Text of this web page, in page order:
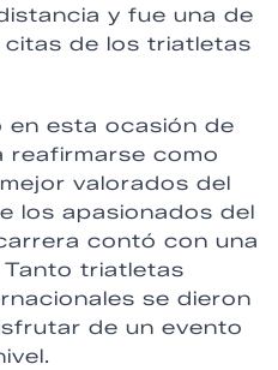
y fue una de
citas de los triatletas
en esta ocasión de
reafirmarse como
valorados del
los apasionados del
contó con una
triatletas
se dieron
de un evento